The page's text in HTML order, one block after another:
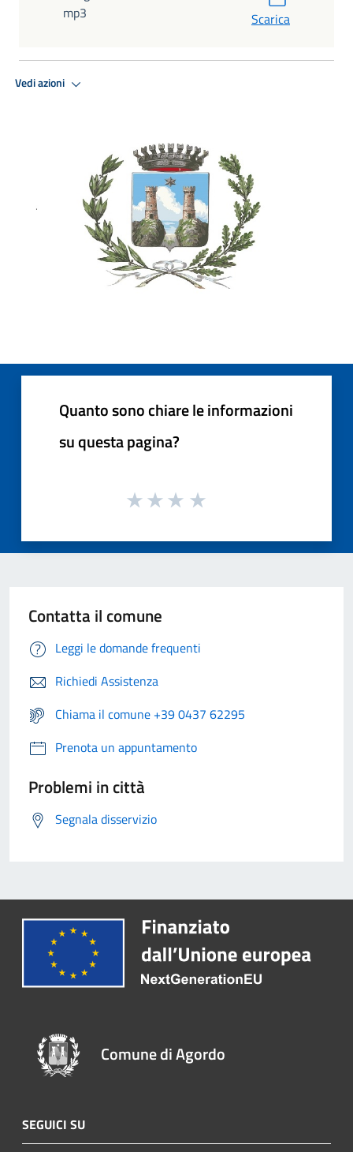
mp3
Scarica
Vedi azioni
Quanto sono chiare le informazioni
su questa pagina?
Contatta il comune
Leggi le domande frequenti
Richiedi Assistenza
Chiama il comune +39 0437 62295
Prenota un appuntamento
Problemi in città
Segnala disservizio
Comune di Agordo
SEGUICI SU